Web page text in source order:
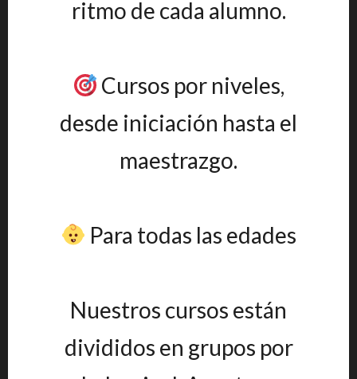
ritmo de cada alumno.
Cursos por niveles,
desde iniciación hasta el
maestrazgo.
Para todas las edades
Nuestros cursos están
divididos en grupos por